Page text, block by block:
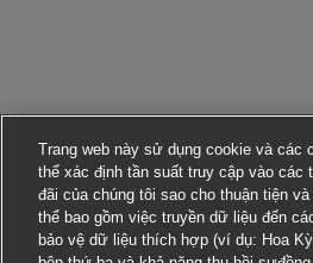
Trang web này sử dụng cookie và các
thể xác định tần suất truy cập vào
đãi của chúng tôi sao cho thuận tiện
thể bao gồm việc truyền dữ liệu đến
bảo vệ dữ liệu thích hợp (ví dụ: Hoa